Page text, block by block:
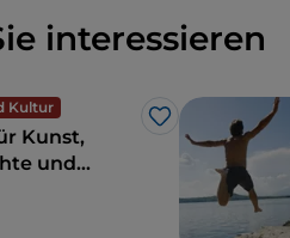
interessieren
Kultur
Like
Kunst,
und